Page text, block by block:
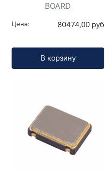
BOARD
Цена: 80474,00 руб
В корзину